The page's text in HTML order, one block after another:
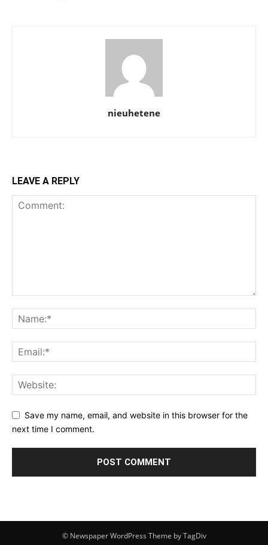
nieuhetene
LEAVE A REPLY
Save my name, email, and website in this browser for the
next time I comment.
© Newspaper WordPress Theme by TagDiv